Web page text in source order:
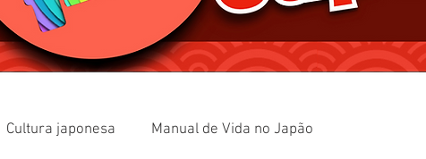
Cultura japonesa Manual de Vida no Japão